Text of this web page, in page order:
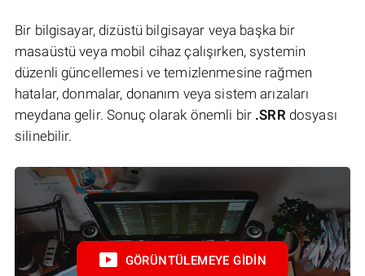
Bir bilgisayar, dizüstü bilgisayar veya başka bir
masaüstü veya mobil cihaz çalışırken, systemin
düzenli güncellemesi ve temizlenmesine rağmen
hatalar, donmalar, donanım veya sistem arızaları
meydana gelir. Sonuç olarak önemli bir .SRR dosyası
silinebilir.
GÖRÜNTÜLEMEYE GIDIN